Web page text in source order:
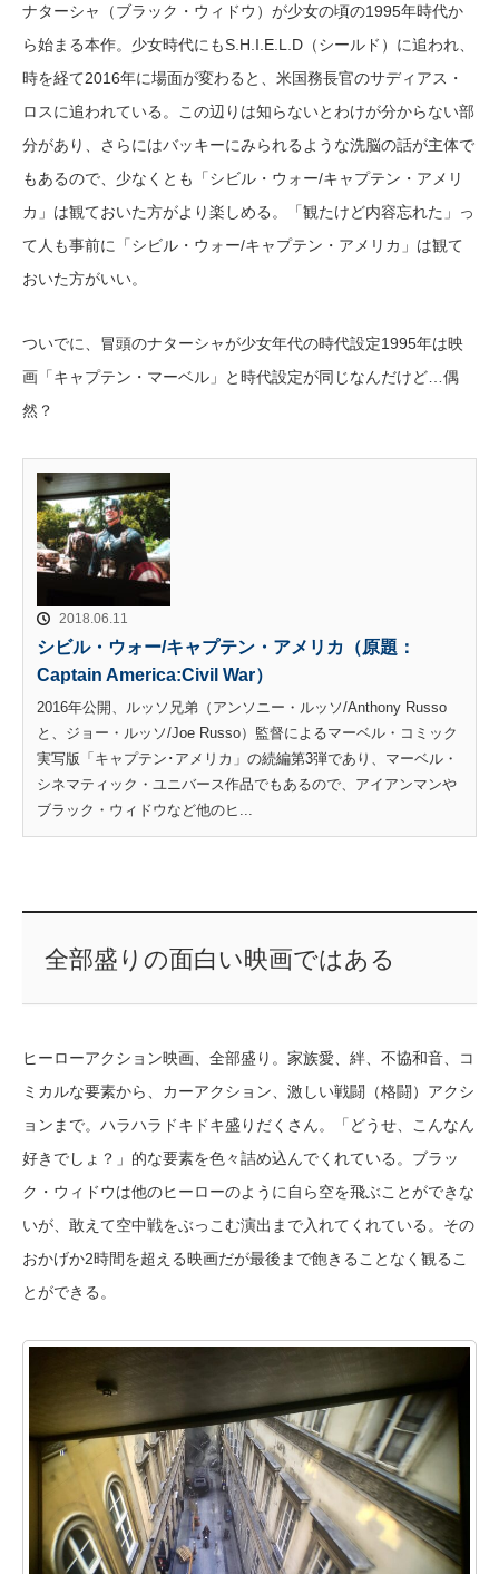
ナターシャ（ブラック・ウィドウ）が少女の頃の1995年時代か
ら始まる本作。少女時代にもS.H.I.E.L.D（シールド）に追われ、
時を経て2016年に場面が変わると、米国務長官のサディアス・
ロスに追われている。この辺りは知らないとわけが分からない部
分があり、さらにはバッキーにみられるような洗脳の話が主体で
もあるので、少なくとも「シビル・ウォー/キャプテン・アメリ
カ」は観ておいた方がより楽しめる。「観たけど内容忘れた」っ
て人も事前に「シビル・ウォー/キャプテン・アメリカ」は観て
おいた方がいい。
ついでに、冒頭のナターシャが少女年代の時代設定1995年は映
画「キャプテン・マーベル」と時代設定が同じなんだけど…偶
然？
2018.06.11
シビル・ウォー/キャプテン・アメリカ（原題：
Captain America:Civil War）
2016年公開、ルッソ兄弟（アンソニー・ルッソ/Anthony Russo
と、ジョー・ルッソ/Joe Russo）監督によるマーベル・コミック
実写版「キャプテン･アメリカ」の続編第3弾であり、マーベル・
シネマティック・ユニバース作品でもあるので、アイアンマンや
ブラック・ウィドウなど他のヒ...
全部盛りの面白い映画ではある
ヒーローアクション映画、全部盛り。家族愛、絆、不協和音、コ
ミカルな要素から、カーアクション、激しい戦闘（格闘）アクシ
ョンまで。ハラハラドキドキ盛りだくさん。「どうせ、こんなん
好きでしょ？」的な要素を色々詰め込んでくれている。ブラッ
ク・ウィドウは他のヒーローのように自ら空を飛ぶことができな
いが、敢えて空中戦をぶっこむ演出まで入れてくれている。その
おかげか2時間を超える映画だが最後まで飽きることなく観るこ
とができる。